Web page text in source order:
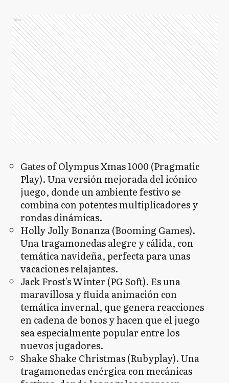
Ads
Gates of Olympus Xmas 1000 (Pragmatic
Play). Una versión mejorada del icónico
juego, donde un ambiente festivo se
combina con potentes multiplicadores y
rondas dinámicas.
Holly Jolly Bonanza (Booming Games).
Una tragamonedas alegre y cálida, con
temática navideña, perfecta para unas
vacaciones relajantes.
Jack Frost's Winter (PG Soft). Es una
maravillosa y fluida animación con
temática invernal, que genera reacciones
en cadena de bonos y hacen que el juego
sea especialmente popular entre los
nuevos jugadores.
Shake Shake Christmas (Rubyplay). Una
tragamonedas enérgica con mecánicas